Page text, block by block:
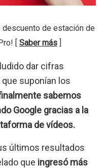
descuento de estación de
[ Saber más]
dar cifras
suponían los
sabemos
Google gracias a la
de vídeos.
últimos resultados
que ingresó más